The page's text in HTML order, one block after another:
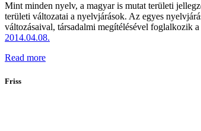
Mint minden nyelv, a magyar is mutat területi
területi változatai a nyelvjárások. Az egyes
változásaival, társadalmi megítélésével foglalkozik
2014.04.08.
Read more
Friss